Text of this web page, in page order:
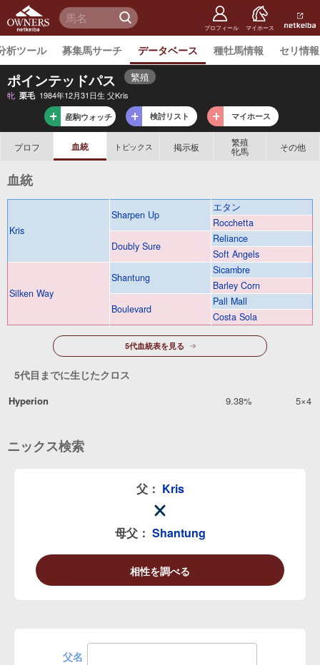
netkeiba
オーナー
ズ プロフィール マイホース
析ツール 募集馬サーチ データベース 種牡馬情報 セリ情報
ポインテッドパス 繁殖
牝 栗毛 1984年12月31日生 父Kris
産駒ウォッチ 検討リスト マイホース
プロフ 血統 トピックス 掲示板 繁殖
牝馬 その他
血統
Kris
Sharpen Up
エタン
Rocchetta
Doubly Sure
Reliance
Soft Angels
Silken Way
Shantung
Sicambre
Barley Corn
Boulevard
Pall Mall
Costa Sola
5代血統表を見る
5代目までに生じたクロス
Hyperion 9.38% 5×4
ニックス検索
父： Kris
母父： Shantung
相性を調べる
父名